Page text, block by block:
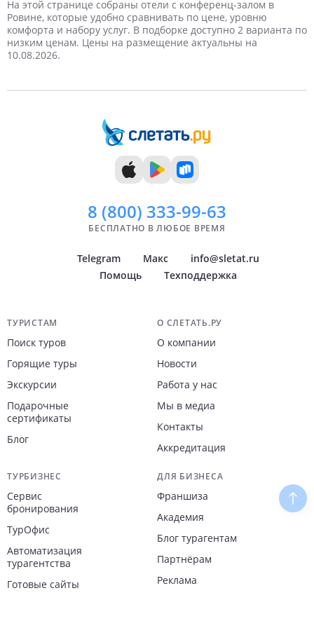
5 дней 6 дней
12 дней
14 дней
Май Июнь
Декабрь
Самые дорогие
На этой странице собраны отели с конференц-залом в
Ровине, которые удобно сравнивать по цене, уровню
комфорта и набору услуг. В подборке доступно 2 варианта по
низким ценам. Цены на размещение актуальны на
10.08.2026.
8 (800) 333-99-63
БЕСПЛАТНО В ЛЮБОЕ ВРЕМЯ
Telegram Макс
info@sletat.ru
Помощь
Техподдержка
Навигация по сайту
ТУРИСТАМ
Поиск туров
Горящие туры
Экскурсии
Подарочные
сертификаты
Блог
О СЛЕТАТЬ.РУ
О компании
Новости
Работа у нас
Мы в медиа
Контакты
Аккредитация
ТУРБИЗНЕС
Сервис
бронирования
ТурОфис
Автоматизация
турагентства
Готовые сайты
ДЛЯ БИЗНЕСА
Франшиза
Академия
Блог турагентам
Партнёрам
Реклама